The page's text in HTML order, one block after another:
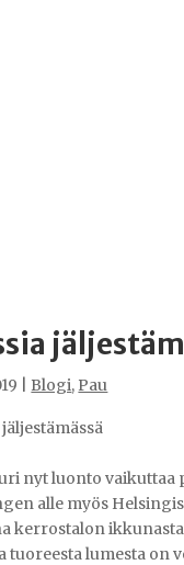
Blogi, Pau
nyt luonto vaikuttaa
alle myös
kerrostalon
tuoreesta lumesta on